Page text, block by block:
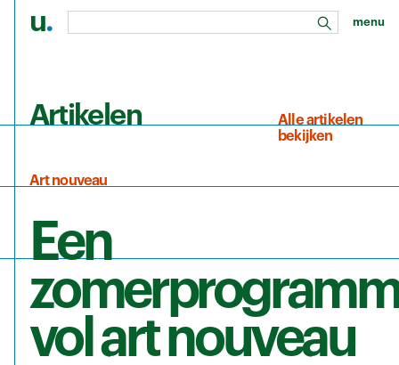
u. zoeken
menu
Artikelen
Alle artikelen
bekijken
Art nouveau
Een
vol art nouveau